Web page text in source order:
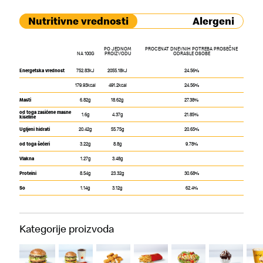
Nutritivne vrednosti Alergeni
NA 100G
PO JEDNOM
PROIZVODU
PROCENAT DNEVNIH POTREBA PROSEČNE
ODRASLE OSOBE
Energetska vrednost 752.83kJ 2055.18kJ 24.56%
179.93kcal 491.2kcal 24.56%
Masti 6.82g 18.62g 27.38%
od toga zasićene masne
kiseline
1.6g 4.37g 21.85%
Ugljeni hidrati 20.42g 55.75g 20.65%
od toga šećeri 3.22g 8.8g 9.78%
Vlakna 1.27g 3.48g
Proteini 8.54g 23.32g 30.68%
So 1.14g 3.12g 62.4%
Kategorije proizvoda